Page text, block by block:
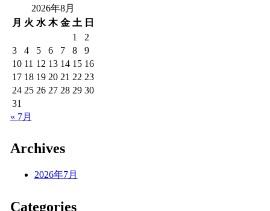
2026年8月
月 火 水 木 金 土 日
1
2
3
4 5 6 7 8
9
10 11 12 13 14 15 16
17 18 19 20 21 22 23
24 25 26 27 28 29 30
31
« 7月
Archives
2026年7月
Categories